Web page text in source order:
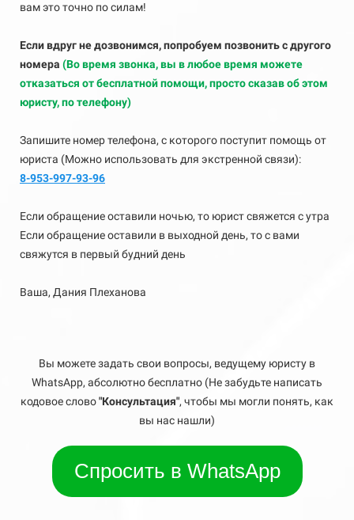
вам это точно по силам!
Если вдруг не дозвонимся, попробуем позвонить с другого
номера (Во время звонка, вы в любое время можете
отказаться от бесплатной помощи, просто сказав об этом
юристу, по телефону)
Запишите номер телефона, с которого поступит помощь от
юриста (Можно использовать для экстренной связи):
8-953-997-93-96
Если обращение оставили ночью, то юрист свяжется с утра
Если обращение оставили в выходной день, то с вами
свяжутся в первый будний день
Ваша, Дания Плеханова
Вы можете задать свои вопросы, ведущему юристу в
WhatsApp, абсолютно бесплатно (Не забудьте написать
кодовое слово"Консультация", чтобы мы могли понять, как
вы нас нашли)
Спросить в WhatsApp